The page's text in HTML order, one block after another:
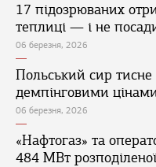
17 підозрюваних
теплиці — і не
06 березня, 2026
Польський сир тисне
демпінговими
06 березня, 2026
«Нафтогаз» та
484 МВт